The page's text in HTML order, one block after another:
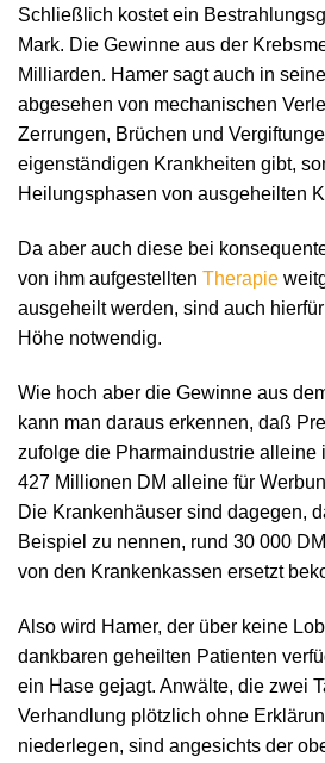
Schließlich kostet ein
Mark. Die Gewinne aus der
Milliarden. Hamer sagt auch in
abgesehen von mechanischen
Zerrungen, Brüchen und
eigenständigen Krankheiten gibt,
Heilungsphasen von ausgeheilten
Da aber auch diese bei
von ihm aufgestellten Therapie
ausgeheilt werden, sind auch
Höhe notwendig.
Wie hoch aber die Gewinne aus
kann man daraus erkennen, daß
zufolge die Pharmaindustrie alleine
427 Millionen DM alleine für
Die Krankenhäuser sind dagegen,
Beispiel zu nennen, rund 30 000
von den Krankenkassen ersetzt
Also wird Hamer, der über keine
dankbaren geheilten Patienten
ein Hase gejagt. Anwälte, die zwei
Verhandlung plötzlich ohne
niederlegen, sind angesichts der